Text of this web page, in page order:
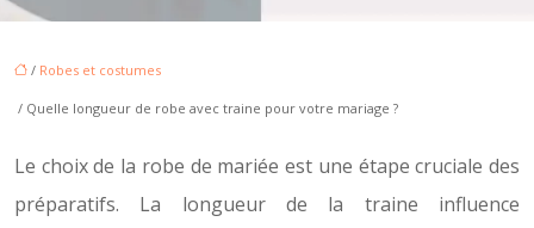
/ Robes et costumes
/ Quelle longueur de robe avec traine pour votre mariage ?
Le choix de la robe de mariée est une étape cruciale des
préparatifs. La longueur de la traine influence